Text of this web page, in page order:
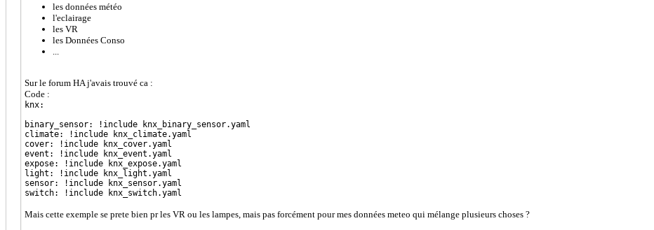
les données météo
l'eclairage
les VR
les Données Conso
Sur le forum HA j'avais trouvé ca :
Code :
knx:
binary_sensor: !include knx_binary_sensor.yaml
climate: !include knx_climate.yaml
cover: !include knx_cover.yaml
event: !include knx_event.yaml
expose: !include knx_expose.yaml
light: !include knx_light.yaml
sensor: !include knx_sensor.yaml
switch: !include knx_switch.yaml
Mais cette exemple se prete bien pr les VR ou les lampes, mais pas forcément pour mes données meteo qui mélange plusieurs choses ?